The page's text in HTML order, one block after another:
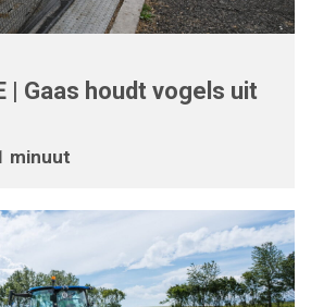
| Gaas houdt vogels uit
minuut